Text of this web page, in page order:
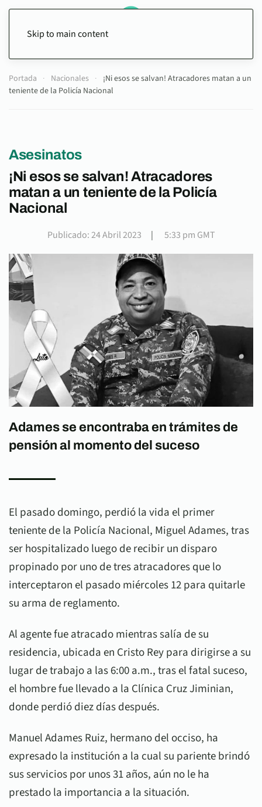
Skip to main content
Portada Nacionales
¡Ni esos se salvan! Atracadores matan a un
teniente de la Policía Nacional
Asesinatos
¡Ni esos se salvan! Atracadores
matan a un teniente de la Policía
Nacional
Publicado: 24 Abril 2023 | 5:33 pm GMT
Adames se encontraba en trámites de
pensión al momento del suceso
El pasado domingo, perdió la vida el primer
teniente de la Policía Nacional, Miguel Adames, tras
ser hospitalizado luego de recibir un disparo
propinado por uno de tres atracadores que lo
interceptaron el pasado miércoles 12 para quitarle
su arma de reglamento.
Al agente fue atracado mientras salía de su
residencia, ubicada en Cristo Rey para dirigirse a su
lugar de trabajo a las 6:00 a.m., tras el fatal suceso,
el hombre fue llevado a la Clínica Cruz Jiminian,
donde perdió diez días después.
Manuel Adames Ruiz, hermano del occiso, ha
expresado la institución a la cual su pariente brindó
sus servicios por unos 31 años, aún no le ha
prestado la importancia a la situación.